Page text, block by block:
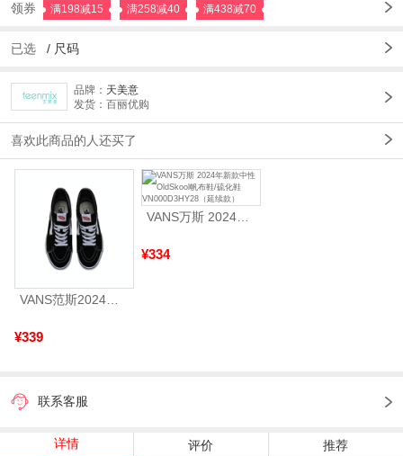
领券 满198减15 满258减40 满438减70
已选 / 尺码
品牌： 天美意
发货：百丽优购
喜欢此商品的人还买了
VANS范斯2024中性SK8-HiCL帆布鞋/硫化鞋VN000D5IB8C
¥339
¥334
联系客服
详情 评价 推荐